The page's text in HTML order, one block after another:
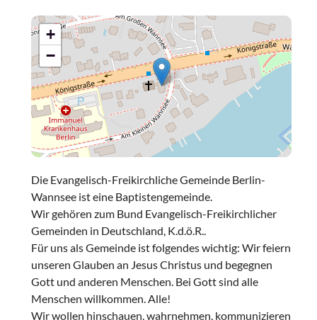
+
−
Die Evangelisch-Freikirchliche Gemeinde Berlin-
Wannsee ist eine Baptistengemeinde.
Wir gehören zum Bund Evangelisch-Freikirchlicher
Gemeinden in Deutschland, K.d.ö.R..
Für uns als Gemeinde ist folgendes wichtig: Wir feiern
unseren Glauben an Jesus Christus und begegnen
Gott und anderen Menschen. Bei Gott sind alle
Menschen willkommen. Alle!
Wir wollen hinschauen, wahrnehmen, kommunizieren